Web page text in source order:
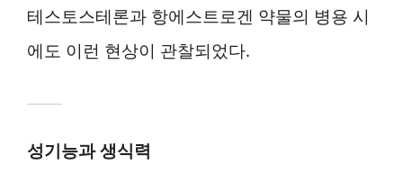
테스토스테론과 항에스트로겐 약물의 병용 시
에도 이런 현상이 관찰되었다.
성기능과 생식력